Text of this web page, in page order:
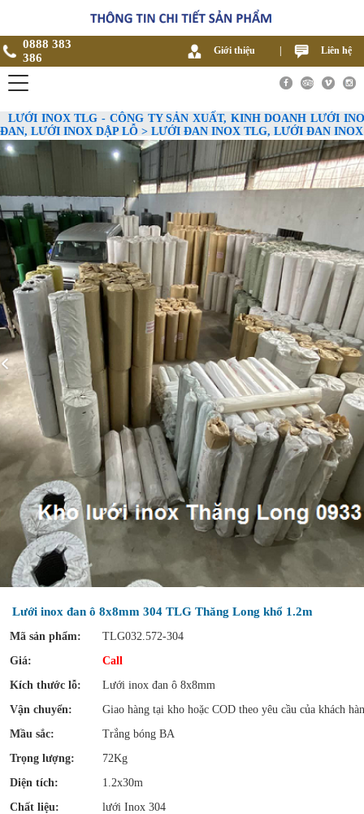
0888 383
386
Giới thiệu Liên hệ
LƯỚI INOX TLG - CÔNG TY SẢN XUẤT, KINH DOANH LƯỚI
ĐAN, LƯỚI INOX DẬP LỖ > LƯỚI ĐAN INOX TLG, LƯỚI ĐAN
Lưới inox đan ô 8x8mm 304 TLG Thăng Long khổ 1.2m
Mã sản phẩm:
TLG032.572-304
Giá:
Call
Kích thước lỗ:
Lưới inox đan ô 8x8mm
Vận chuyển:
Giao hàng tại kho hoặc COD theo yêu cầu của khách
Mầu sắc:
Trắng bóng BA
Trọng lượng:
72Kg
Diện tích:
1.2x30m
Chất liệu:
lưới Inox 304